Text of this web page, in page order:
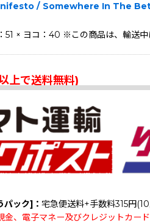
/ Somewhere In The
51 × ヨコ：40 ※この商品は、輸送中
上で送料無料)
ック]： 宅急便送料+手数料315円
金、電子マネー及びクレジットカー